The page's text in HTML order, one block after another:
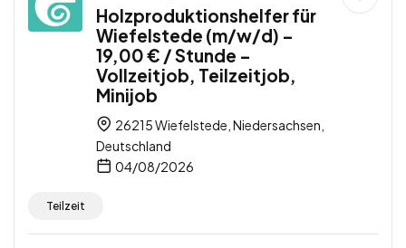
Holzproduktionshelfer für
Wiefelstede (m/w/d) –
19,00 € / Stunde –
Vollzeitjob, Teilzeitjob,
Minijob
26215 Wiefelstede, Niedersachsen,
Deutschland
04/08/2026
Teilzeit